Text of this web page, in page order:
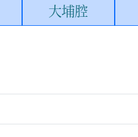
大埔腔